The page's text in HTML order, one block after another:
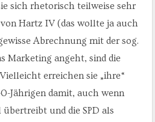
sich rhetorisch teilweise sehr
Hartz IV (das wollte ja auch
Abrechnung mit der sog.
Marketing angeht, sind die
erreichen sie „ihre“
Jährigen damit, auch wenn
und die SPD als